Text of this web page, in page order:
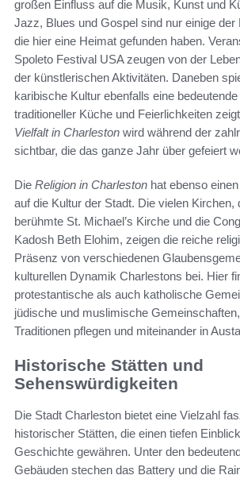
großen Einfluss auf die Musik, Kunst und
Jazz, Blues und Gospel sind nur einige der
die hier eine Heimat gefunden haben.
Spoleto Festival USA zeugen von der
der künstlerischen Aktivitäten. Daneben
karibische Kultur ebenfalls eine
traditioneller Küche und Feierlichkeiten
Vielfalt in Charleston wird während der
sichtbar, die das ganze Jahr über gefeiert
Die Religion in Charleston hat ebenso
auf die Kultur der Stadt. Die vielen Kirchen,
berühmte St. Michael’s Kirche und die
Kadosh Beth Elohim, zeigen die reiche
Präsenz von verschiedenen
kulturellen Dynamik Charlestons bei. Hier
protestantische als auch katholische
jüdische und muslimische
Traditionen pflegen und miteinander in
Historische Stätten und
Sehenswürdigkeiten
Die Stadt Charleston bietet eine Vielzahl
historischer Stätten, die einen tiefen
Geschichte gewähren. Unter den
Gebäuden stechen das Battery und die